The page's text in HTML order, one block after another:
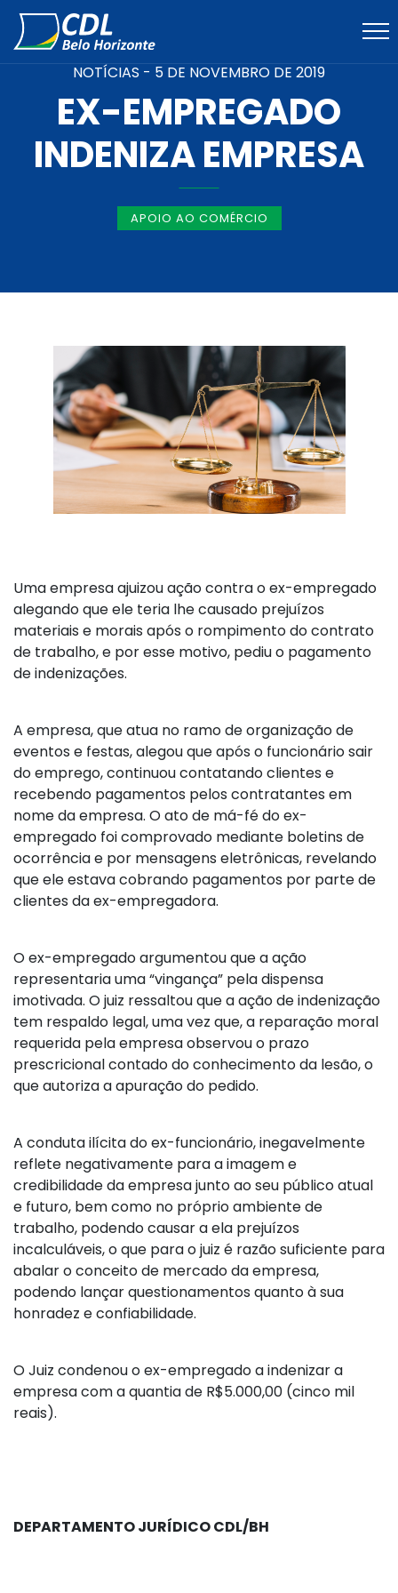
NOTÍCIAS - 5 DE NOVEMBRO DE 2019
EX-EMPREGADO
INDENIZA EMPRESA
APOIO AO COMÉRCIO
Uma empresa ajuizou ação contra o ex-empregado
alegando que ele teria lhe causado prejuízos
materiais e morais após o rompimento do contrato
de trabalho, e por esse motivo, pediu o pagamento
de indenizações.
A empresa, que atua no ramo de organização de
eventos e festas, alegou que após o funcionário sair
do emprego, continuou contatando clientes e
recebendo pagamentos pelos contratantes em
nome da empresa. O ato de má-fé do ex-
empregado foi comprovado mediante boletins de
ocorrência e por mensagens eletrônicas, revelando
que ele estava cobrando pagamentos por parte de
clientes da ex-empregadora.
O ex-empregado argumentou que a ação
representaria uma “vingança” pela dispensa
imotivada. O juiz ressaltou que a ação de indenização
tem respaldo legal, uma vez que, a reparação moral
requerida pela empresa observou o prazo
prescricional contado do conhecimento da lesão, o
que autoriza a apuração do pedido.
A conduta ilícita do ex-funcionário, inegavelmente
reflete negativamente para a imagem e
credibilidade da empresa junto ao seu público atual
e futuro, bem como no próprio ambiente de
trabalho, podendo causar a ela prejuízos
incalculáveis, o que para o juiz é razão suficiente para
abalar o conceito de mercado da empresa,
podendo lançar questionamentos quanto à sua
honradez e confiabilidade.
O Juiz condenou o ex-empregado a indenizar a
empresa com a quantia de R$5.000,00 (cinco mil
reais).
DEPARTAMENTO JURÍDICO CDL/BH